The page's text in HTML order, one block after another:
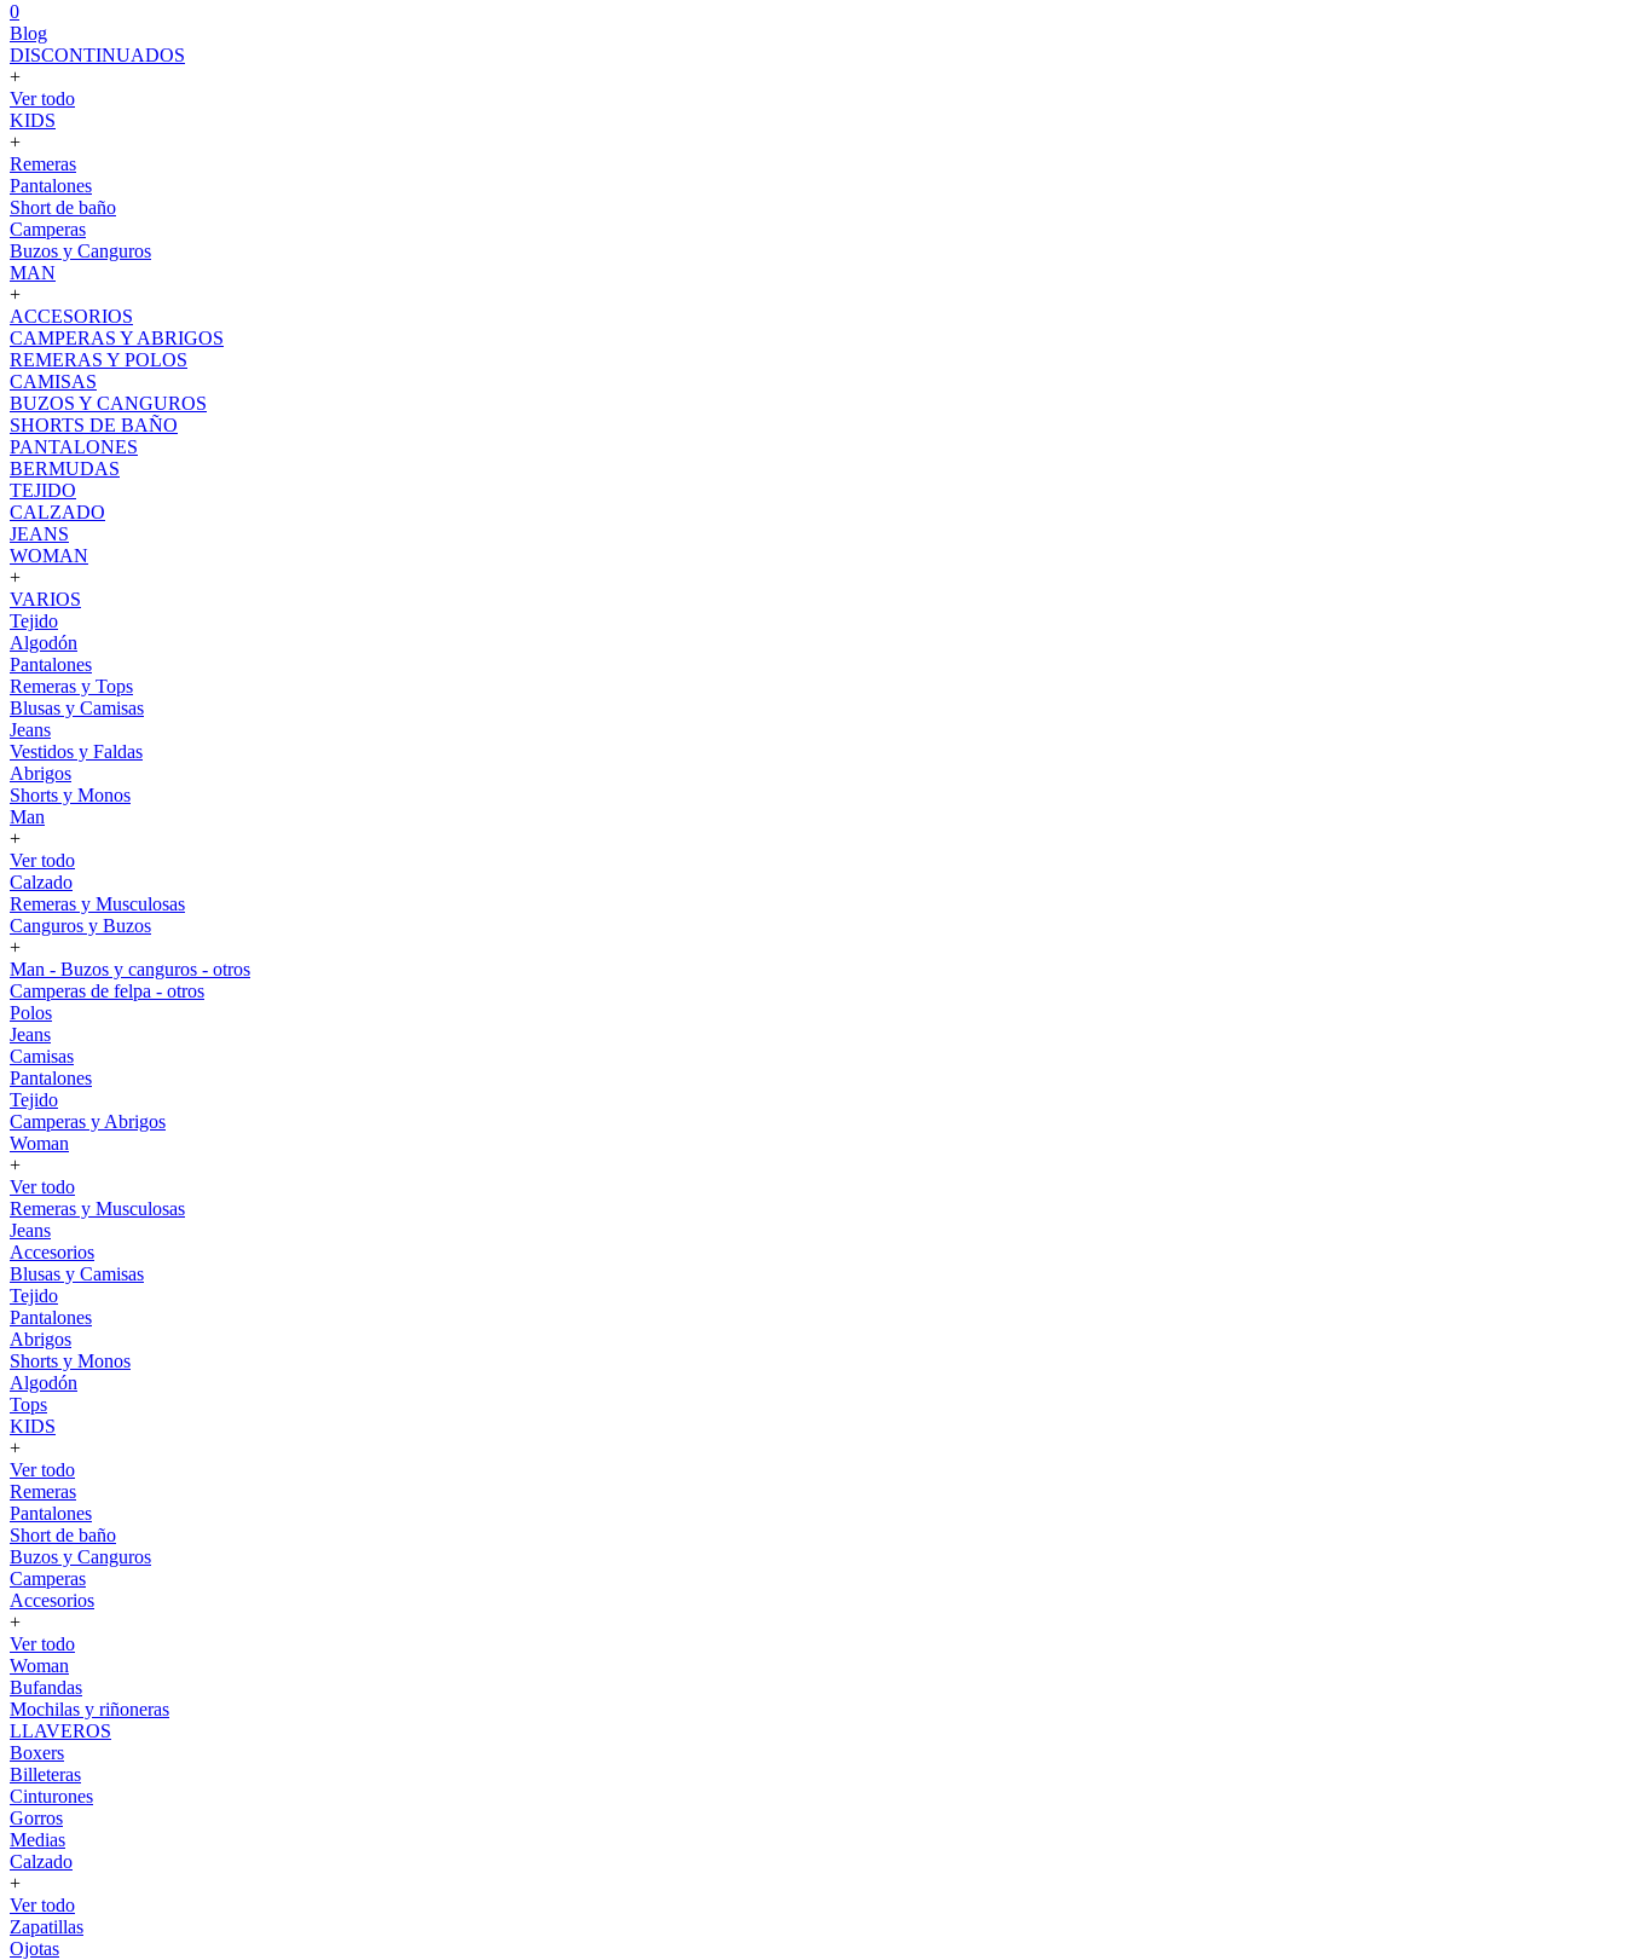
0
Blog
DISCONTINUADOS
+
Ver todo
KIDS
+
Remeras
Pantalones
Short de baño
Camperas
Buzos y Canguros
MAN
+
ACCESORIOS
CAMPERAS Y ABRIGOS
REMERAS Y POLOS
CAMISAS
BUZOS Y CANGUROS
SHORTS DE BAÑO
PANTALONES
BERMUDAS
TEJIDO
CALZADO
JEANS
WOMAN
+
VARIOS
Tejido
Algodón
Pantalones
Remeras y Tops
Blusas y Camisas
Jeans
Vestidos y Faldas
Abrigos
Shorts y Monos
Man
+
Ver todo
Calzado
Remeras y Musculosas
Canguros y Buzos
+
Man - Buzos y canguros - otros
Camperas de felpa - otros
Polos
Jeans
Camisas
Pantalones
Tejido
Camperas y Abrigos
Woman
+
Ver todo
Remeras y Musculosas
Jeans
Accesorios
Blusas y Camisas
Tejido
Pantalones
Abrigos
Shorts y Monos
Algodón
Tops
KIDS
+
Ver todo
Remeras
Pantalones
Short de baño
Buzos y Canguros
Camperas
Accesorios
+
Ver todo
Woman
Bufandas
Mochilas y riñoneras
LLAVEROS
Boxers
Billeteras
Cinturones
Gorros
Medias
Calzado
+
Ver todo
Zapatillas
Ojotas